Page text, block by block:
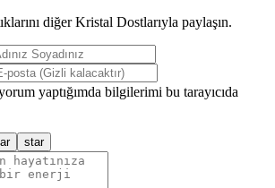
diğer Kristal Dostlarıyla paylaşın.
yaptığımda bilgilerimi bu tarayıcıda
star